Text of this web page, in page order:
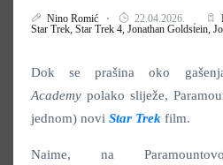
Nino Romić 22.04.2026.
Star Trek, Star Trek 4, Jonathan Goldstein,
Dok se prašina oko
Academy polako sliježe,
jednom) novi Star Trek film.
Naime, na